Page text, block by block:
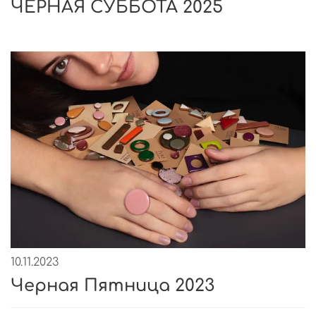
ЧЕРНАЯ СУББОТА 2025
10.11.2023
Черная Пятница 2023